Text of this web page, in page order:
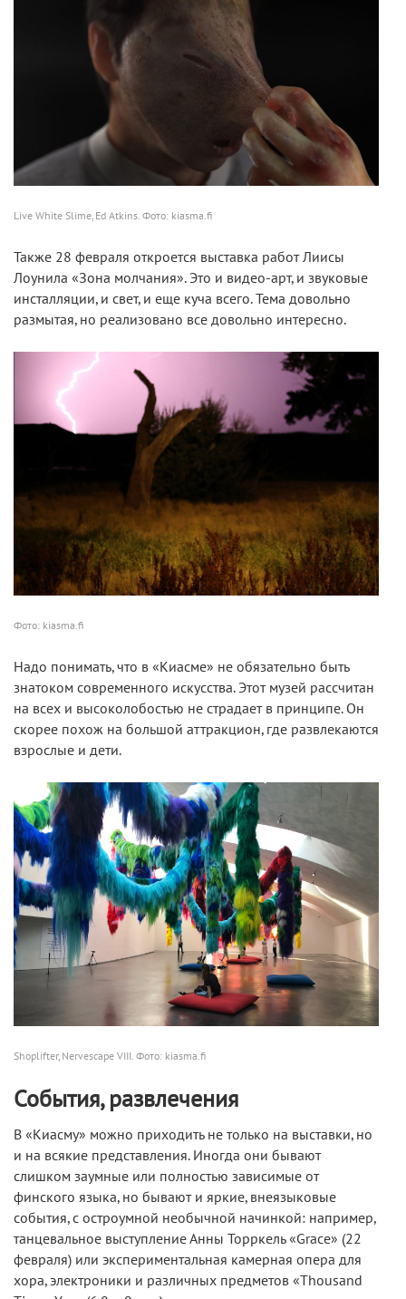
Live White Slime, Ed Atkins. Фото: kiasma.fi
Также 28 февраля откроется выставка работ Лиисы
Лоунила «Зона молчания». Это и видео-арт, и звуковые
инсталляции, и свет, и еще куча всего. Тема довольно
размытая, но реализовано все довольно интересно.
Фото: kiasma.fi
Надо понимать, что в «Киасме» не обязательно быть
знатоком современного искусства. Этот музей рассчитан
на всех и высоколобостью не страдает в принципе. Он
скорее похож на большой аттракцион, где развлекаются
взрослые и дети.
Shoplifter, Nervescape VIII. Фото: kiasma.fi
События, развлечения
В «Киасму» можно приходить не только на выставки, но
и на всякие представления. Иногда они бывают
слишком заумные или полностью зависимые от
финского языка, но бывают и яркие, внеязыковые
события, с остроумной необычной начинкой: например,
танцевальное выступление Анны Торркель «Grace» (22
февраля) или экспериментальная камерная опера для
хора, электроники и различных предметов «Thousand